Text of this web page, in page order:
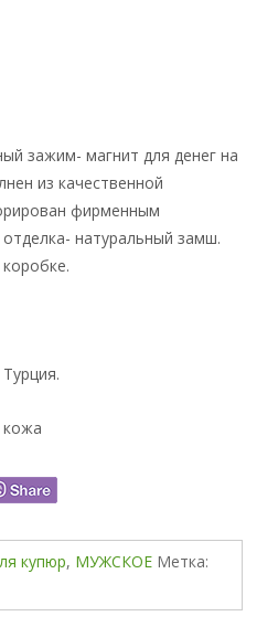
зажим- магнит для денег на
из качественной
фирменным
натуральный замш.
кожа
купюр, МУЖСКОЕ Метка: